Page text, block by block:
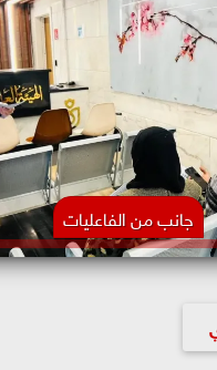
جانب من الفاعليات